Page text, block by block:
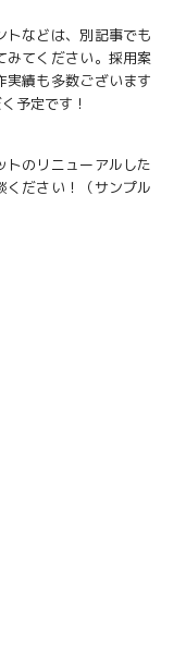
トなどは、別記事でも
みてください。採用案
実績も多数ございます
予定です！
トのリニューアルした
ください！（サンプル